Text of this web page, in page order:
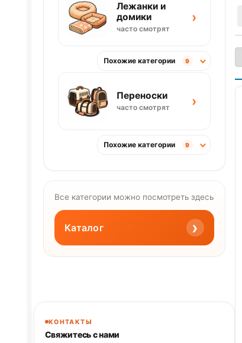
Лежанки и
домики
часто смотрят
›
Похожие категории 9
Переноски
часто смотрят ›
Похожие категории 9
Все категории можно посмотреть здесь
Каталог ›
КОНТАКТЫ
Свяжитесь с нами